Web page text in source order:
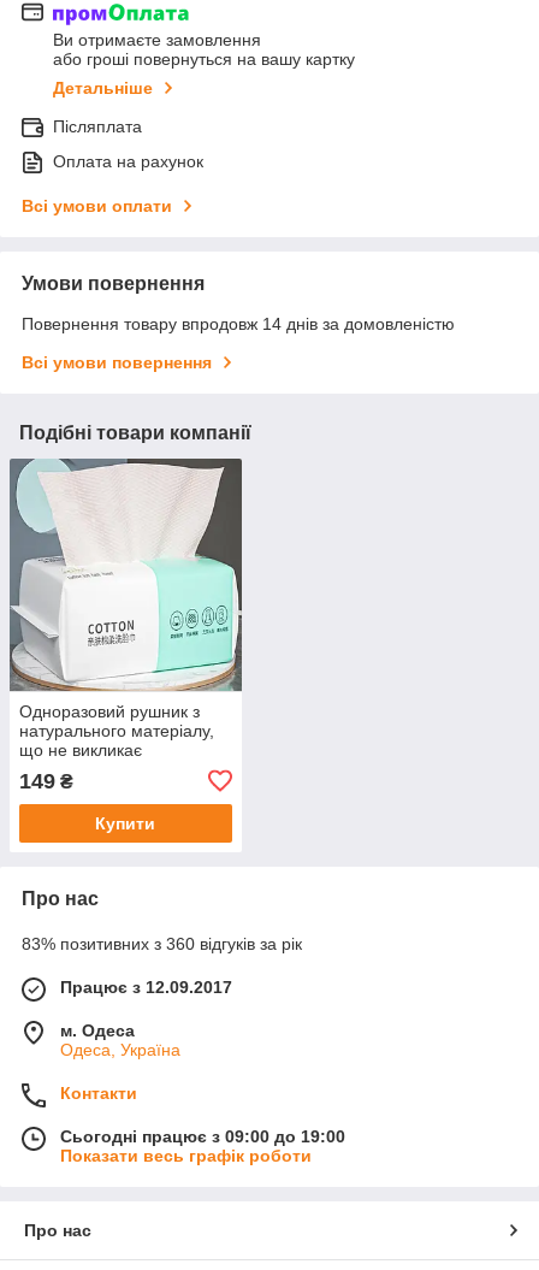
Ви отримаєте замовлення
або гроші повернуться на вашу картку
Детальніше
Післяплата
Оплата на рахунок
Всі умови оплати
Умови повернення
Повернення товару впродовж 14 днів за домовленістю
Всі умови повернення
Подібні товари компанії
Одноразовий рушник з
натурального матеріалу,
що не викликає
бавовняний рушник для
обличчя 100 шт.
149 ₴
Купити
Про нас
83% позитивних з 360 відгуків за рік
Працює з 12.09.2017
м. Одеса
Одеса, Україна
Контакти
Сьогодні працює з 09:00 до 19:00
Показати весь графік роботи
Про нас